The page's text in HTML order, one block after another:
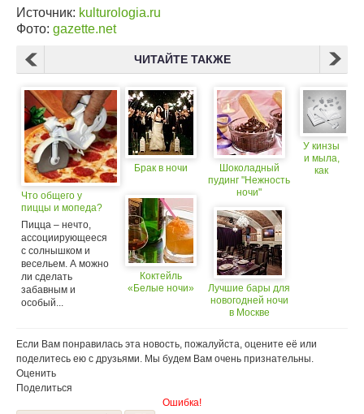
Источник: kulturologia.ru
Фото: gazette.net
ЧИТАЙТЕ ТАКЖЕ
Что общего у
пиццы и мопеда?
Пицца – нечто,
ассоциирующееся
с солнышком и
весельем. А можно
ли сделать
забавным и
особый...
Брак в ночи
Коктейль
«Белые ночи»
Шоколадный
пудинг "Нежность
ночи"
Лучшие бары для
новогодней ночи
в Москве
У кинзы
и мыла,
как
Если Вам понравилась эта новость, пожалуйста, оцените её или
поделитесь ею с друзьями. Мы будем Вам очень признательны.
Оценить
Поделиться
Ошибка!